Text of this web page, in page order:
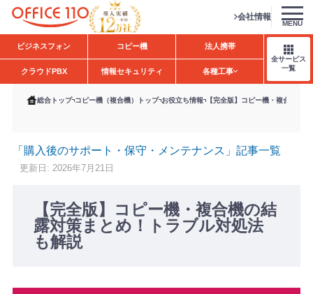
H
o
会社情報
MENU
ビジネスフォン コピー機 法人携帯
クラウドPBX 情報セキュリティ 各種工事
全サービス
一覧
総合トップ コピー機（複合機）トップ お役立ち情報 【完全版】コピー機・複合機の
「購入後のサポート・保守・メンテナンス」記事一覧
更新日: 2026年7月21日
【完全版】コピー機・複合機の結
露対策まとめ！トラブル対処法
も解説